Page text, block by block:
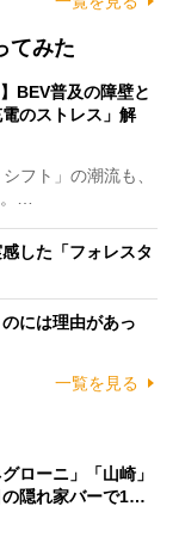
てみた
BEV普及の障壁と
のストレス」解
フト」の潮流も、
。…
した「フォレスタ
には理由があっ
一覧を見る
ローニ」「山崎」
の隠れ家バーで1…